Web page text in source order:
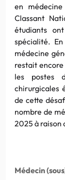
en
Classant
étudiants
spécialité.
médecine
restait encore
les postes
chirurgicales
de cette
nombre de
2025 à raison
Médecin